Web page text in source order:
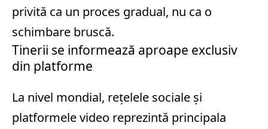
privită ca un proces gradual, nu ca o
schimbare bruscă.
Tinerii se informează aproape exclusiv
din platforme
La nivel mondial, rețelele sociale și
platformele video reprezintă principala